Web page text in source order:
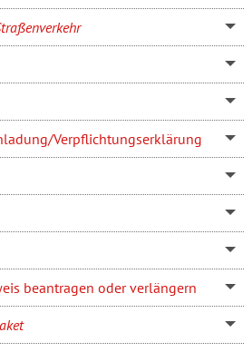
Verpflichtungserklärung
beantragen oder verlängern